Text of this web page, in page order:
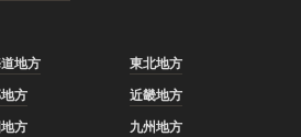
地方
東北地方
方
近畿地方
方 九州地方